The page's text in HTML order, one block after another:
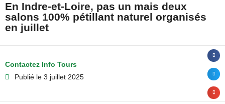
En Indre-et-Loire, pas un mais deux
salons 100% pétillant naturel organisés
en juillet
Contactez Info Tours
Publié le 3 juillet 2025